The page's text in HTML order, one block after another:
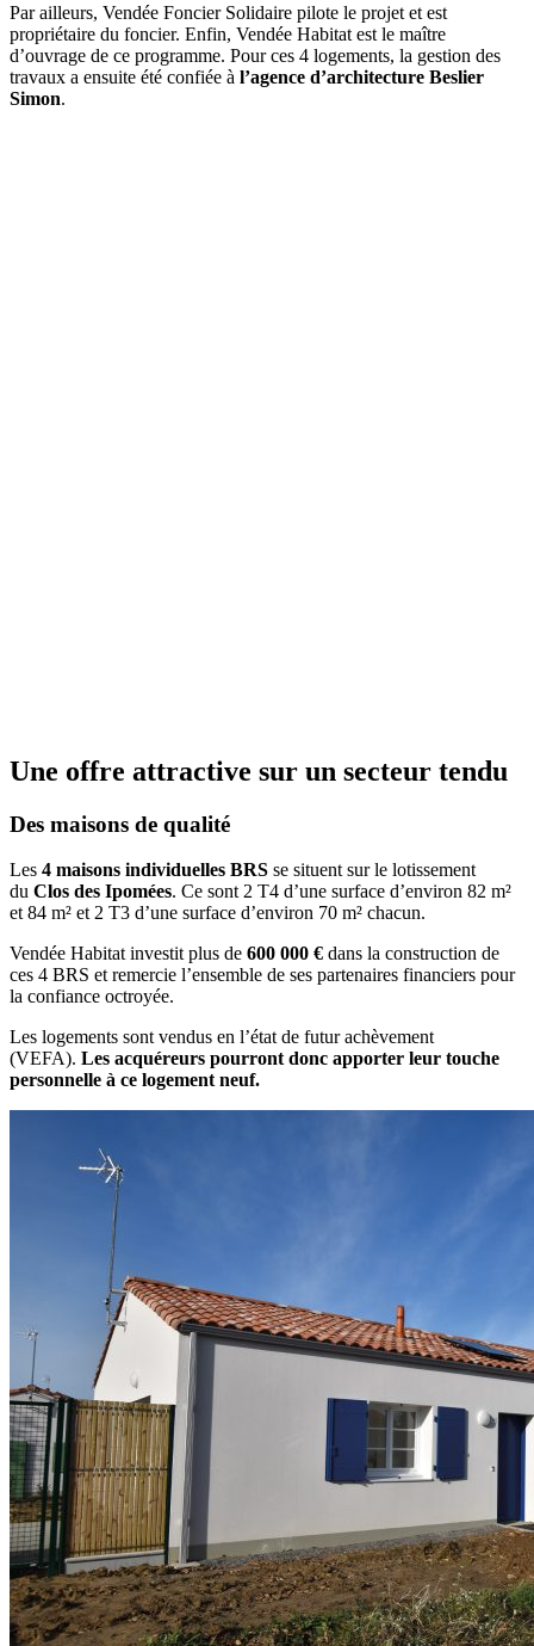
Par ailleurs, Vendée Foncier Solidaire pilote le projet et est
propriétaire du foncier. Enfin, Vendée Habitat est le maître
d’ouvrage de ce programme. Pour ces 4 logements, la gestion des
travaux a ensuite été confiée à l’agence d’architecture Beslier
Simon.
Une offre attractive sur un secteur tendu
Des maisons de qualité
Les 4 maisons individuelles BRS se situent sur le lotissement
du Clos des Ipomées. Ce sont 2 T4 d’une surface d’environ 82 m²
et 84 m² et 2 T3 d’une surface d’environ 70 m² chacun.
Vendée Habitat investit plus de 600 000 € dans la construction de
ces 4 BRS et remercie l’ensemble de ses partenaires financiers pour
la confiance octroyée.
Les logements sont vendus en l’état de futur achèvement
(VEFA). Les acquéreurs pourront donc apporter leur touche
personnelle à ce logement neuf.